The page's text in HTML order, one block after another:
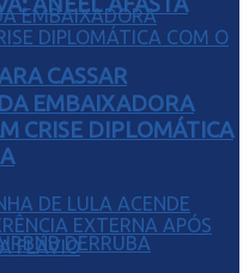
CASSAR
EMBAIXADORA
CRISE DIPLOMÁTICA